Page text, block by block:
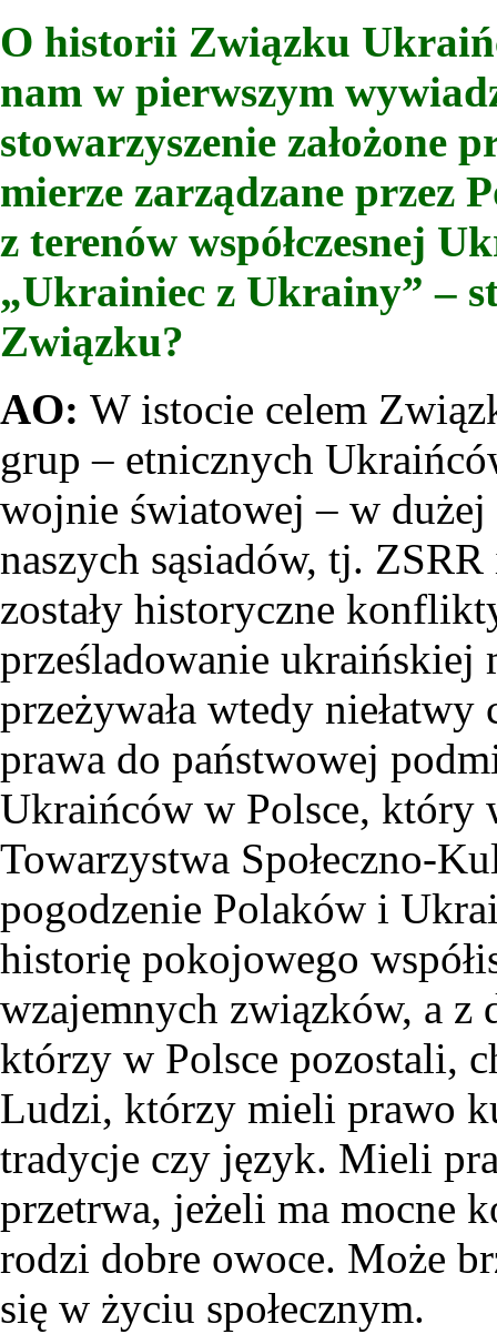
O historii Związku
nam w pierwszym
stowarzyszenie założone
mierze zarządzane przez
z terenów współczesnej
„Ukrainiec z Ukrainy” –
Związku?
AO: W istocie celem
grup – etnicznych
wojnie światowej – w
naszych sąsiadów, tj.
zostały historyczne
prześladowanie ukraińskiej
przeżywała wtedy niełatwy
prawa do państwowej
Ukraińców w Polsce, który
Towarzystwa Społeczno-
pogodzenie Polaków i
historię pokojowego
wzajemnych związków, a
którzy w Polsce pozostali,
Ludzi, którzy mieli prawo
tradycje czy język. Mieli
przetrwa, jeżeli ma mocne
rodzi dobre owoce. Może
się w życiu społecznym.